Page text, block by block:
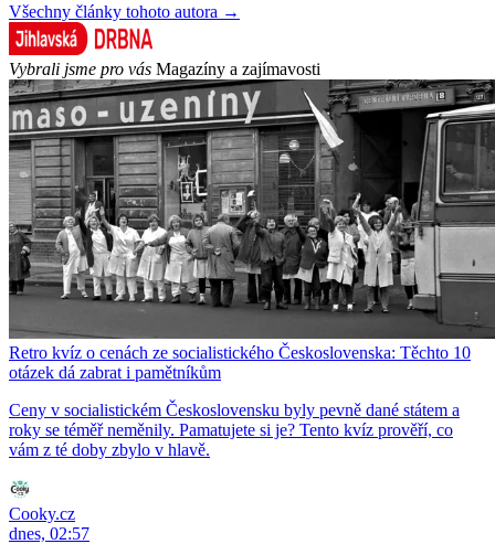
Všechny články tohoto autora →
Vybrali jsme pro vás Magazíny a zajímavosti
Retro kvíz o cenách ze socialistického Československa: Těchto 10
otázek dá zabrat i pamětníkům
Ceny v socialistickém Československu byly pevně dané státem a
roky se téměř neměnily. Pamatujete si je? Tento kvíz prověří, co
vám z té doby zbylo v hlavě.
Cooky.cz
dnes, 02:57